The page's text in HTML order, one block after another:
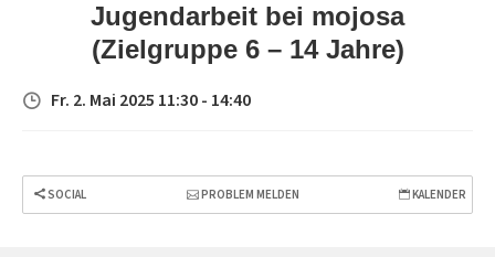
Jugendarbeit bei mojosa
(Zielgruppe 6 – 14 Jahre)
Fr. 2. Mai 2025 11:30 - 14:40
SOCIAL PROBLEM MELDEN KALENDER